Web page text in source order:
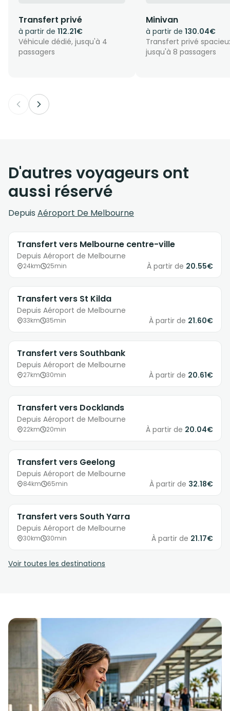
Transfert privé
à partir de 112.21€
Véhicule dédié, jusqu'à 4
passagers
Minivan
à partir de 130.04€
Transfert privé
jusqu'à 8 passagers
D'autres voyageurs ont
aussi réservé
Depuis Aéroport De Melbourne
Transfert vers Melbourne centre-ville
Depuis Aéroport de Melbourne
24km 25min À partir de 20.55€
Transfert vers St Kilda
Depuis Aéroport de Melbourne
33km 35min À partir de 21.60€
Transfert vers Southbank
Depuis Aéroport de Melbourne
27km 30min À partir de 20.61€
Transfert vers Docklands
Depuis Aéroport de Melbourne
22km 20min À partir de 20.04€
Transfert vers Geelong
Depuis Aéroport de Melbourne
84km 65min À partir de 32.18€
Transfert vers South Yarra
Depuis Aéroport de Melbourne
30km 30min À partir de 21.17€
Voir toutes les destinations